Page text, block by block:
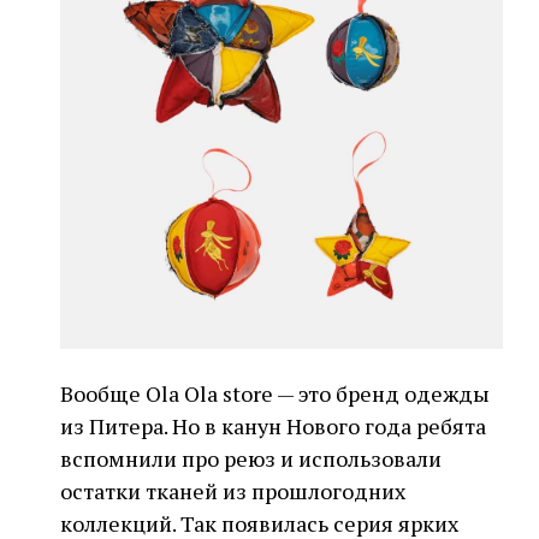
Вообще Ola Ola store — это бренд одежды
из Питера. Но в канун Нового года ребята
вспомнили про реюз и использовали
остатки тканей из прошлогодних
коллекций. Так появилась серия ярких